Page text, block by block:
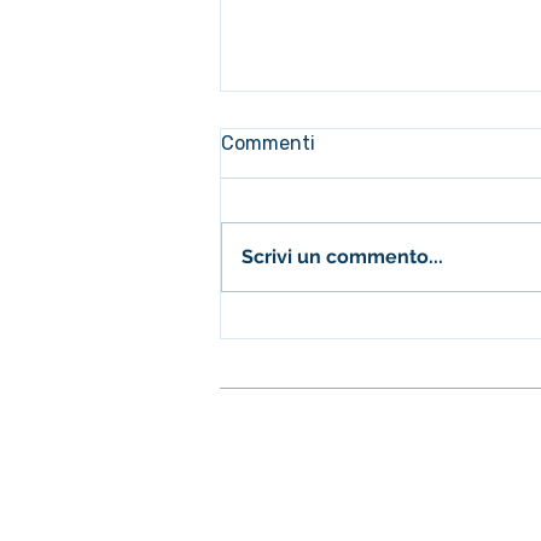
Digitale il 20 aprile!
Commenti
Scrivi un commento...